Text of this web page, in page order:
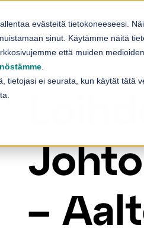
evästeitä tietokoneeseesi.
sinut. Käytämme näitä
että muiden
tietojasi ei seurata, kun käytät tätä
–